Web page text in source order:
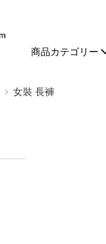
商品カテゴリー
女裝 長褲